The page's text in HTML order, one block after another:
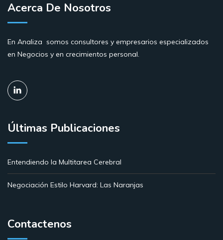
Acerca De Nosotros
En Analiza somos consultores y empresarios especializados
en Negocios y en crecimientos personal.
Últimas Publicaciones
Entendiendo la Multitarea Cerebral
Negociación Estilo Harvard: Las Naranjas
Contactenos